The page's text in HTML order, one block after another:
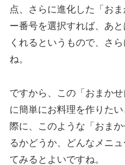
点、さらに進化した「お
ー番号を選択すれば、あ
くれるというもので、さ
ね。
ですから、この「おまか
に簡単にお料理を作りた
際に、このような「おま
るかどうか、どんなメニ
てみるとよいですね。